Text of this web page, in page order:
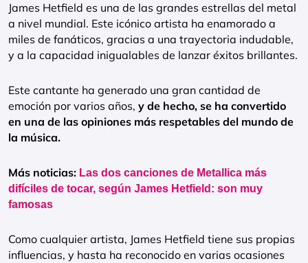
James Hetfield es una de las grandes estrellas del metal
a nivel mundial. Este icónico artista ha enamorado a
miles de fanáticos, gracias a una trayectoria indudable,
y a la capacidad inigualables de lanzar éxitos brillantes.
Este cantante ha generado una gran cantidad de
emoción por varios años, y de hecho, se ha convertido
en una de las opiniones más respetables del mundo de
la música.
Más noticias: Las dos canciones de Metallica más
difíciles de tocar, según James Hetfield: son muy
famosas
Como cualquier artista, James Hetfield tiene sus propias
influencias, y hasta ha reconocido en varias ocasiones